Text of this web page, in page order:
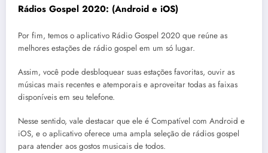
Rádios Gospel 2020: (Android e iOS)
Por fim, temos o aplicativo Rádio Gospel 2020 que reúne as
melhores estações de rádio gospel em um só lugar.
Assim, você pode desbloquear suas estações favoritas, ouvir as
músicas mais recentes e atemporais e aproveitar todas as faixas
disponíveis em seu telefone.
Nesse sentido, vale destacar que ele é Compatível com Android e
iOS, e o aplicativo oferece uma ampla seleção de rádios gospel
para atender aos gostos musicais de todos.